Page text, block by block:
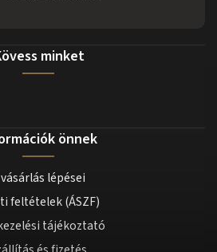
minket
önnek
lépései
feltételek (ÁSZF)
tájékoztató